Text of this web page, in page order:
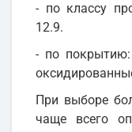
- по классу
12.9.
- по покрытию:
При выборе
чаще всего